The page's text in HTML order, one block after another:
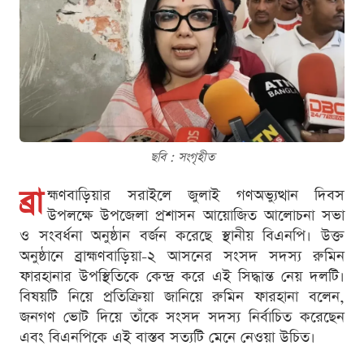
ছবি : সংগৃহীত
ব্রা হ্মণবাড়িয়ার সরাইলে জুলাই গণঅভ্যুত্থান দিবস
উপলক্ষে উপজেলা প্রশাসন আয়োজিত আলোচনা সভা
ও সংবর্ধনা অনুষ্ঠান বর্জন করেছে স্থানীয় বিএনপি। উক্ত
অনুষ্ঠানে ব্রাহ্মণবাড়িয়া-২ আসনের সংসদ সদস্য রুমিন
ফারহানার উপস্থিতিকে কেন্দ্র করে এই সিদ্ধান্ত নেয় দলটি।
বিষয়টি নিয়ে প্রতিক্রিয়া জানিয়ে রুমিন ফারহানা বলেন,
জনগণ ভোট দিয়ে তাঁকে সংসদ সদস্য নির্বাচিত করেছেন
এবং বিএনপিকে এই বাস্তব সত্যটি মেনে নেওয়া উচিত।